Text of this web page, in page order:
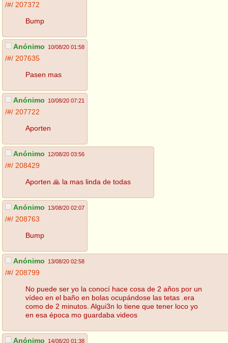
/#/ 207372
Bump
Anónimo 10/08/20 01:58
/#/ 207635
Pasen mas
Anónimo 10/08/20 07:21
/#/ 207722
Aporten
Anónimo 12/08/20 03:56
/#/ 208429
Aporten 🙏 la mas linda de todas
Anónimo 13/08/20 02:07
/#/ 208763
Bump
Anónimo 13/08/20 02:58
/#/ 208799
No puede ser yo la conocí hace cosa de 2 años por un
vídeo en el baño en bolas ocupándose las tetas .era
como de 2 minutos. Algui3n lo tiene que tener loco yo
en esa época mo guardaba videos
Anónimo 14/08/20 01:38